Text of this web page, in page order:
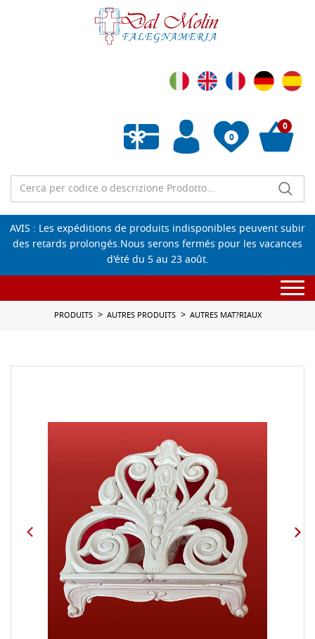
0
Liste de souhaits vide
0
AVIS : Les expéditions de produits indisponibles peuvent subir
des retards prolongés.Nous serons fermés pour les vacances
d'été du 5 au 23 août.
PRODUITS AUTRES PRODUITS AUTRES MAT?RIAUX